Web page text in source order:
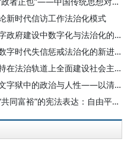
新时代信访工作法治化模式
刘权：数字政府建设中数字化与法治化的融合
陈国栋：数字时代失信惩戒法治化的新进路：从制裁失信到管控风险
李林：坚持在法治轨道上全面建设社会主义现代化国家
陈行之：文字狱中的政治与人性——以清代庄廷鑨明史案为例
范进学：“共同富裕”的宪法表达：自由平等共享与法治国